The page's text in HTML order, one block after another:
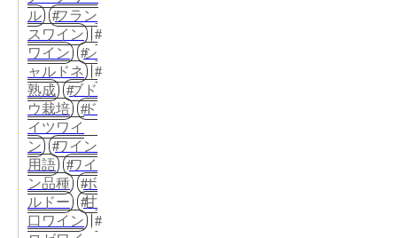
ル
フラン
スワイン
ワイン
シ
ャルドネ
熟成
ブド
ウ栽培
ド
イツワイ
ン
ワイン
用語
ワイ
ン品種
ボ
ルドー
甘
口ワイン